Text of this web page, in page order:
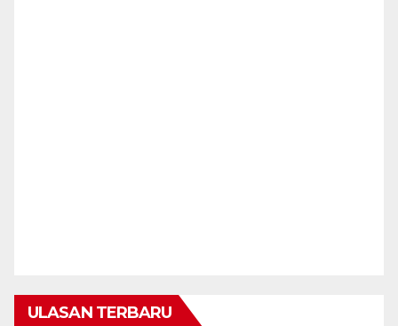
ULASAN TERBARU